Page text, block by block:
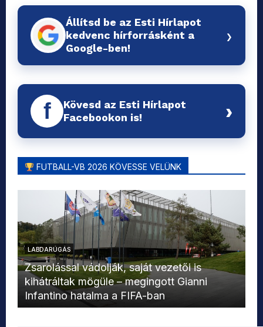
Állítsd be az Esti Hírlapot
kedvenc hírforrásként a
Google-ben!
›
f
Kövesd az Esti Hírlapot
Facebookon is!
›
FUTBALL-VB 2026 KÖVESSE VELÜNK
LABDARÚGÁS
Zsarolással vádolják, saját vezetői is
kihátráltak mögüle – megingott Gianni
Infantino hatalma a FIFA-ban